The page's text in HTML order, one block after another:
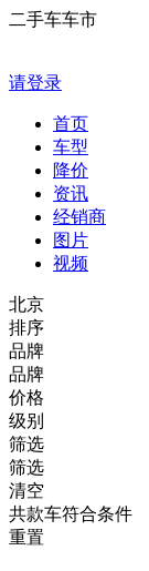
二手车车市
请登录
首页
车型
降价
资讯
经销商
图片
视频
北京
排序
品牌
品牌
价格
级别
筛选
筛选
清空
共款车符合条件
重置